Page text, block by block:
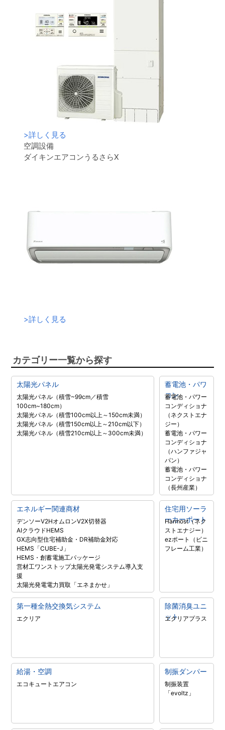
>詳しく見る
空調設備
ダイキンエアコンうるさらX
>詳しく見る
カテゴリー一覧から探す
太陽光パネル
太陽光パネル（積雪~99cm／積雪
100cm~180cm）
太陽光パネル（積雪100cm以上～150cm未満）
太陽光パネル（積雪150cm以上～210cm以下）
太陽光パネル（積雪210cm以上～300cm未満）
蓄電池・パワ
コン
蓄電池・パワー
コンディショナ
（ネクストエナ
ジー）
蓄電池・パワー
コンディショナ
（ハンファジャ
パン）
蓄電池・パワー
コンディショナ
（長州産業）
エネルギー関連商材
デンソーV2HオムロンV2X切替器
AIクラウドHEMS
GX志向型住宅補助金・DR補助金対応
HEMS「CUBE-J」
HEMS・創蓄電施工パッケージ
営材工ワンストップ太陽光発電システム導入支
援
太陽光発電電力買取「エネまかせ」
住宅用ソーラ
ーカーポート
Harmost（ネク
ストエナジー）
ezポート（ビニ
フレーム工業）
第一種全熱交換気システム
エクリア
除菌消臭ユニ
ット
エクリアプラス
給湯・空調
エコキュート エアコン
制振ダンパー
制振装置
「evoltz」